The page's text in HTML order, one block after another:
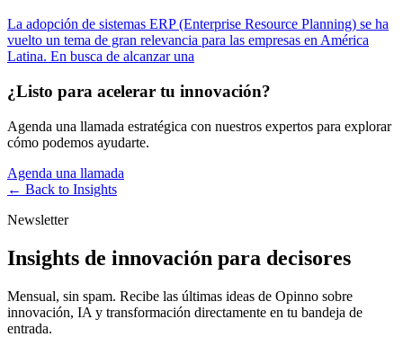
La adopción de sistemas ERP (Enterprise Resource Planning) se ha
vuelto un tema de gran relevancia para las empresas en América
Latina. En busca de alcanzar una
¿Listo para acelerar tu innovación?
Agenda una llamada estratégica con nuestros expertos para explorar
cómo podemos ayudarte.
Agenda una llamada
← Back to Insights
Newsletter
Insights de innovación para decisores
Mensual, sin spam. Recibe las últimas ideas de Opinno sobre
innovación, IA y transformación directamente en tu bandeja de
entrada.